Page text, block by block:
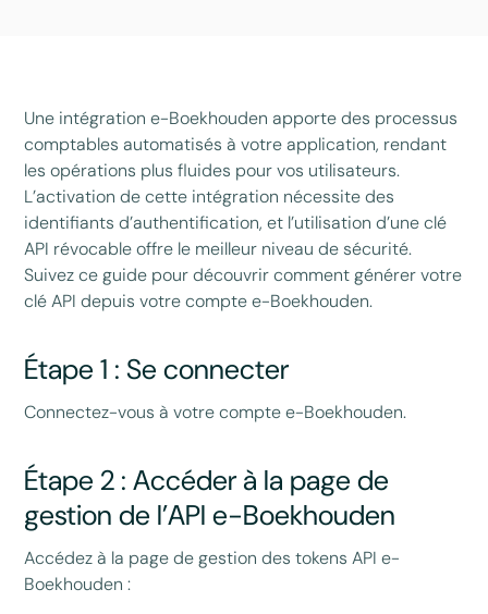
Une intégration e-Boekhouden apporte des processus
comptables automatisés à votre application, rendant
les opérations plus fluides pour vos utilisateurs.
L’activation de cette intégration nécessite des
identifiants d’authentification, et l’utilisation d’une clé
API révocable offre le meilleur niveau de sécurité.
Suivez ce guide pour découvrir comment générer votre
clé API depuis votre compte e-Boekhouden.
Étape 1 : Se connecter
Connectez-vous à votre compte e-Boekhouden.
Étape 2 : Accéder à la page de
gestion de l’API e-Boekhouden
Accédez à la page de gestion des tokens API e-
Boekhouden :